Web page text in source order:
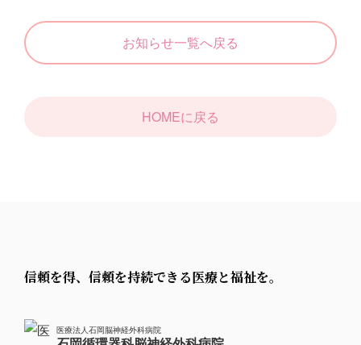
お知らせ一覧へ戻る
HOMEに戻る
信頼を得、信頼を持続できる医療と福祉を。
医療法人石岡脳神経外科病院